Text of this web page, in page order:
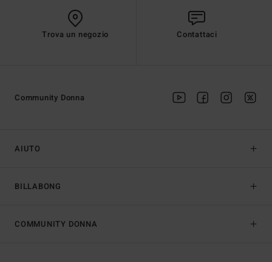
Trova un negozio Contattaci
AIUTO
BILLABONG
Community Donna
COMMUNITY DONNA